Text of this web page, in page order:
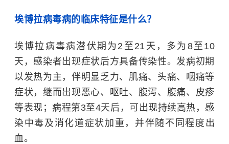
埃博拉病毒病的临床特征是什么？
埃博拉病毒病潜伏期为2至21天，多为8至10
天，感染者出现症状后方具备传染性。发病初期
以发热为主，伴明显乏力、肌痛、头痛、咽痛等
症状，继而出现恶心、呕吐、腹泻、腹痛、皮疹
等表现；病程第3至4天后，可出现持续高热，感
染中毒及消化道症状加重，并伴随不同程度出
血。